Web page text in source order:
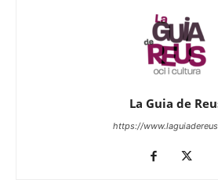
La Guia de
https://